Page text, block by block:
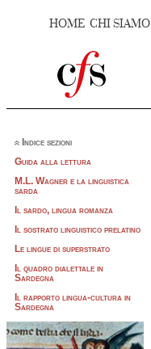
HOME CHI SIAMO
Indice sezioni
Guida alla lettura
M.L. Wagner e la linguistica
sarda
Il sardo, lingua romanza
Il sostrato linguistico prelatino
Le lingue di superstrato
Il quadro dialettale in
Sardegna
Il rapporto lingua-cultura in
Sardegna